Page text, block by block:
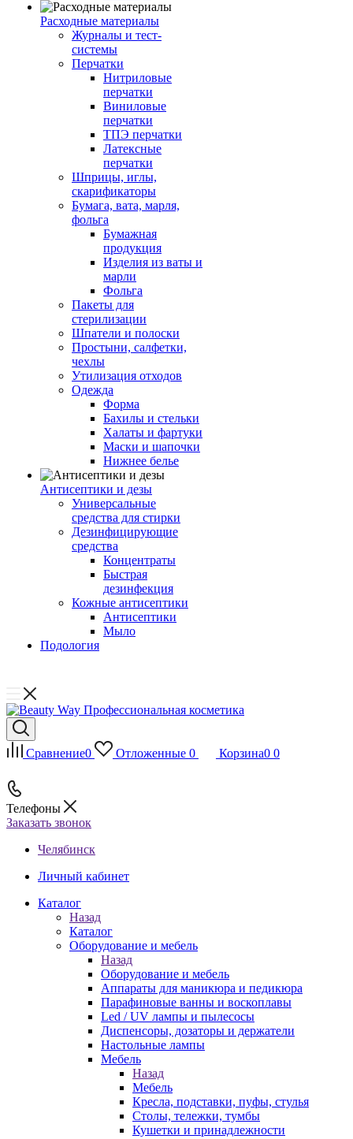
Расходные материалы
Журналы и тест-
системы
Перчатки
Нитриловые
перчатки
Виниловые
перчатки
ТПЭ перчатки
Латексные
перчатки
Шприцы, иглы,
скарификаторы
Бумага, вата, марля,
фольга
Бумажная
продукция
Изделия из ваты и
марли
Фольга
Пакеты для
стерилизации
Шпатели и полоски
Простыни, салфетки,
чехлы
Утилизация отходов
Одежда
Форма
Бахилы и стельки
Халаты и фартуки
Маски и шапочки
Нижнее белье
Антисептики и дезы
Универсальные
средства для стирки
Дезинфицирующие
средства
Концентраты
Быстрая
дезинфекция
Кожные антисептики
Антисептики
Мыло
Подология
Сравнение0 Отложенные 0 Корзина0 0
Телефоны
Заказать звонок
Челябинск
Личный кабинет
Каталог
Назад
Каталог
Оборудование и мебель
Назад
Оборудование и мебель
Аппараты для маникюра и педикюра
Парафиновые ванны и воскоплавы
Led / UV лампы и пылесосы
Диспенсоры, дозаторы и держатели
Настольные лампы
Мебель
Назад
Мебель
Кресла, подставки, пуфы, стулья
Столы, тележки, тумбы
Кушетки и принадлежности